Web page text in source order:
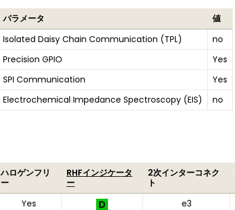
パラメータ
値
Isolated Daisy Chain Communication (TPL)
no
Precision GPIO
Yes
SPI Communication
Yes
Electrochemical Impedance Spectroscopy (EIS)
no
ハロゲンフリ
ー
RHFインジケータ
ー
2次インターコネク
ト
Yes e3